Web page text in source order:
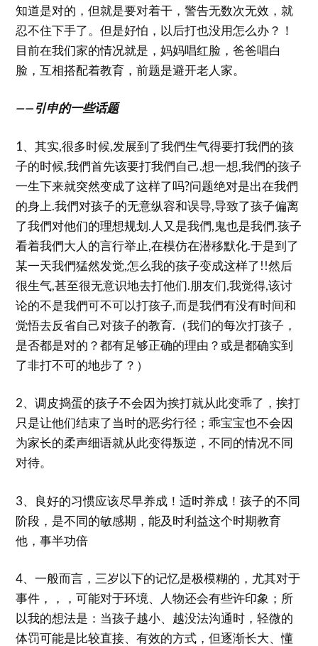
知道是对的，但就是要对着干，警告无数次无效，就
忍不住下手了。但是好怕，以后打也没用怎么办？！
目前在我们家的情况就是，妈妈唱红脸，爸爸唱白
脸，互相搭配着教育，前题是避开老人家。
——引申的一些话题
1、其实,很多时候,发展到了我們生气得要打我們的孩
子的时候,我們首先该要打我們自己.想一想,我們的孩子
一生下来就突然变成了这样了吗?问题绝对是出在我們
的身上.我們对孩子的无意纵容和误导,导致了孩子偏离
了我們对他们的理想规划.人又是我們,鬼也是我們.孩子
看着我們大人的言行举止,在模仿在潜移默化.于是到了
某一天我們猛然发觉,怎么我的孩子变成这样了!!然后
很生气,甚至很无意识地去打他们.朋友们,我觉得,该讨
论的不是我們可不可以打孩子,而是我們有没有时间和
觉悟去反省自己对孩子的教育.（我们的每次打孩子，
是否都是对的？都有足够正确的理由？或是都确实到
了非打不可的地步了？）
2、调皮捣蛋的孩子不会因为挨打就从此变乖了，挨打
只是让他们结束了当时的恶劣行径；乖宝宝也不会因
为家长的柔声细语就从此变得叛逆，不同的情况不同
对待。
3、良好的习惯应该尽早养成！适时养成！孩子的不同
阶段，是不同的敏感期，能及时利益这个时期教育
他，事半功倍
4、一般而言，三岁以下的记忆是极模糊的，尤其对于
事件，，，可能对于环境、人物还会有些许印象；所
以我的想法是：当孩子越小、越没法沟通时，轻微的
体罚可能是比较直接、有效的方式，但逐渐长大、懂